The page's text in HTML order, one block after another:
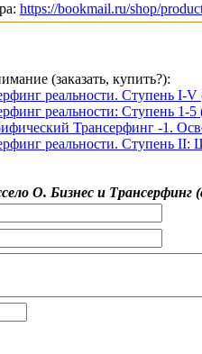
https://bookmail.ru/shop/
(заказать, купить?):
реальности. Ступень I-V
реальности: Ступень 1-5
Трансерфинг -1.
реальности. Ступень II:
О. Бизнес и Трансерфинг